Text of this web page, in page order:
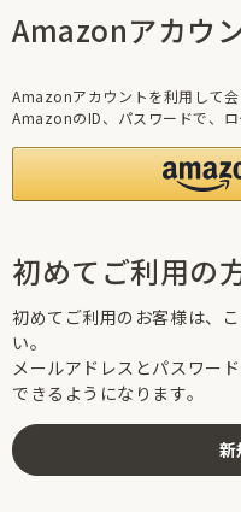
Amazonアカウ
Amazonアカウントを利用して会
AmazonのID、パスワードで、ロ
初めてご利用の
初めてご利用のお客様は、
い。
メールアドレスとパスワー
できるようになります。